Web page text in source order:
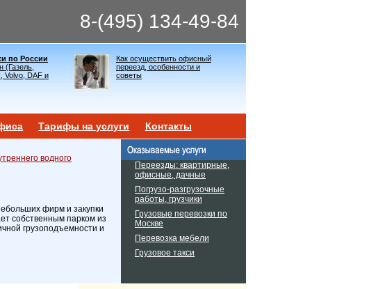
8-(495) 134-49-84
по России
(Газель,
Volvo, DAF и
Как осуществить офисный
переезд, особенности и
советы
Тарифы на услуги Контакты
водного
фирм и закупки
собственным парком из
грузоподъемности и
Переезды: квартирные,
офисные, дачные
Погрузо-разгрузочные
работы, грузчики
Грузовые перевозки по
Москве
Перевозка мебели
Грузовое такси